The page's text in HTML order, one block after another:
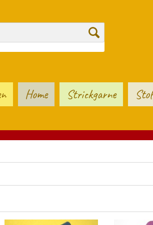
Home Strickgarne